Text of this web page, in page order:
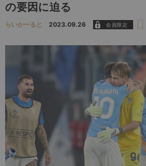
の要因に迫る
らいかーると 2023.09.26